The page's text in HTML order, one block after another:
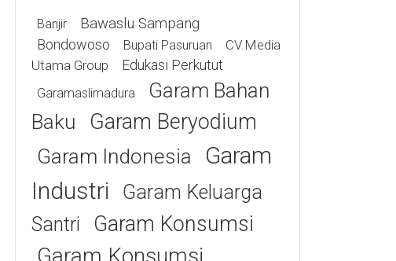
Banjir Bawaslu Sampang
Bondowoso Bupati Pasuruan
CV.Media
Utama Group
Edukasi Perkutut
Garamaslimadura
Garam Bahan
Baku
Garam Beryodium
Garam Indonesia
Garam
Industri
Garam Keluarga
Santri
Garam Konsumsi